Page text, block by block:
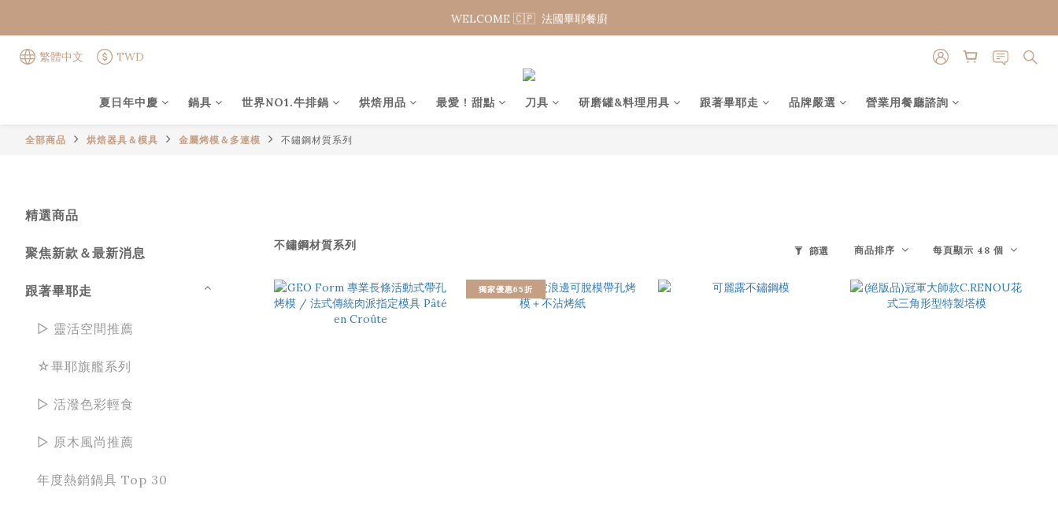
WELCOME 🇨🇵  法國畢耶餐廚
WELCOME 🇨🇵  法國畢耶餐廚
繁體中文 TWD
夏日年中慶 鍋具 世界NO1.牛排鍋 烘焙用品 最愛 ! 甜點 刀具 研磨罐&料理用具 跟著畢耶走 品牌嚴選 營業用餐廳諮詢
全部商品 烘焙器具＆模具 金屬烤模＆多連模 不鏽鋼材質系列
精選商品
聚焦新款＆最新消息
跟著畢耶走
▻ 靈活空間推薦
☆畢耶旗艦系列
▻ 活潑色彩輕食
▻ 原木風尚推薦
年度熱銷鍋具 Top 30
不鏽鋼材質系列 篩選 商品排序 每頁顯示 48 個
獨家優惠65折